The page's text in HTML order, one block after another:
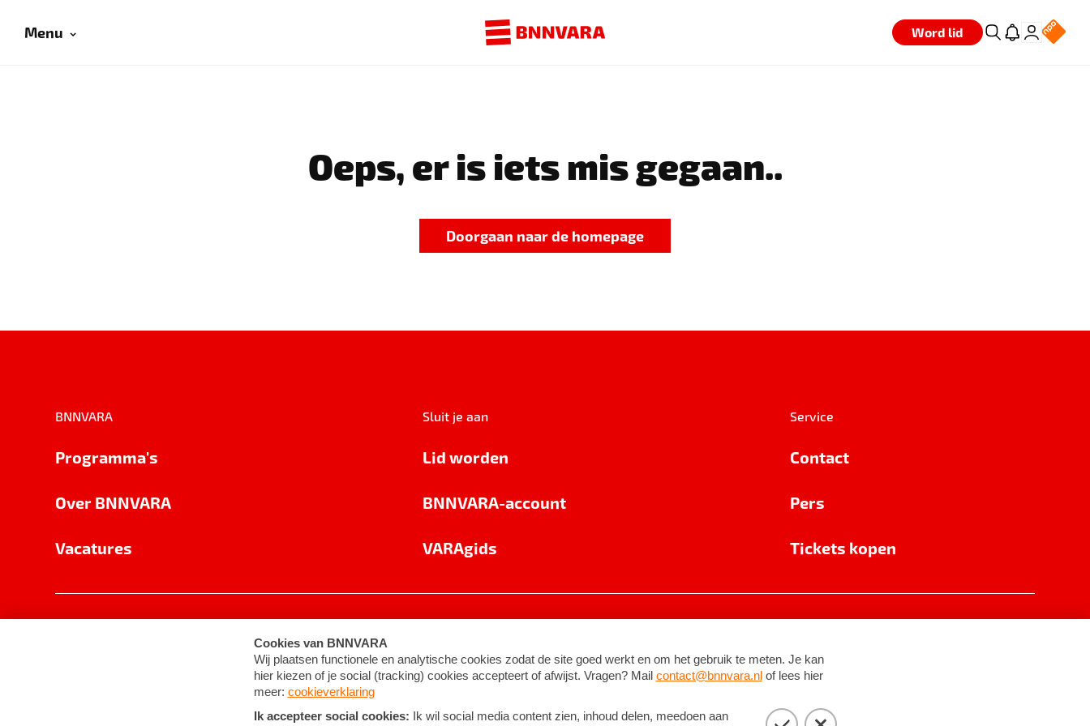
Menu Word lid
Oeps, er is iets mis gegaan..
Doorgaan naar de homepage
BNNVARA
Programma's
Over BNNVARA
Vacatures
Sluit je aan
Lid worden
BNNVARA-account
VARAgids
Service
Contact
Pers
Tickets kopen
Cookie-instellingen Algemene voorwaarden ©2026BNNVARA